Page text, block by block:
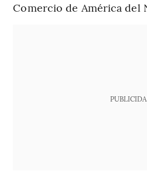
Comercio de América del